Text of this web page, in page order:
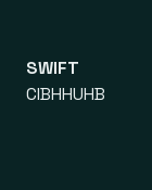
SWIFT
CIBHHUHB